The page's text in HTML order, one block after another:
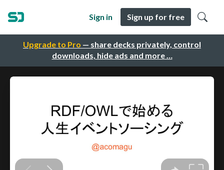
Upgrade to Pro — share decks privately, control
downloads, hide ads and more …
Sign in Sign up for free